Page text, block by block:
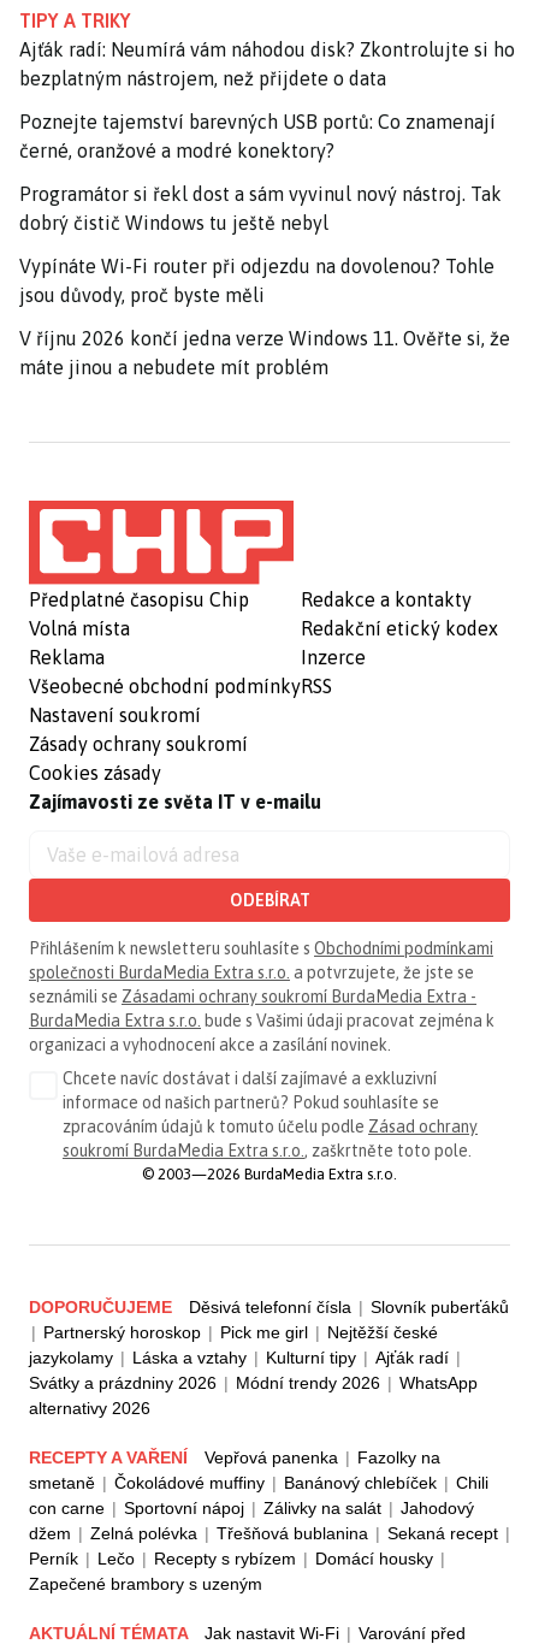
TIPY A TRIKY
Ajťák radí: Neumírá vám náhodou disk? Zkontrolujte si ho
bezplatným nástrojem, než přijdete o data
Poznejte tajemství barevných USB portů: Co znamenají
černé, oranžové a modré konektory?
Programátor si řekl dost a sám vyvinul nový nástroj. Tak
dobrý čistič Windows tu ještě nebyl
Vypínáte Wi-Fi router při odjezdu na dovolenou? Tohle
jsou důvody, proč byste měli
V říjnu 2026 končí jedna verze Windows 11. Ověřte si, že
máte jinou a nebudete mít problém
Předplatné časopisu Chip
Volná místa
Reklama
Všeobecné obchodní podmínky
Nastavení soukromí
Zásady ochrany soukromí
Cookies zásady
Redakce a kontakty
Redakční etický kodex
Inzerce
RSS
Zajímavosti ze světa IT v e-mailu
ODEBÍRAT
Přihlášením k newsletteru souhlasíte s Obchodními podmínkami
společnosti BurdaMedia Extra s.r.o. a potvrzujete, že jste se
seznámili se Zásadami ochrany soukromí BurdaMedia Extra -
BurdaMedia Extra s.r.o. bude s Vašimi údaji pracovat zejména k
organizaci a vyhodnocení akce a zasílání novinek.
Chcete navíc dostávat i další zajímavé a exkluzivní
informace od našich partnerů? Pokud souhlasíte se
zpracováním údajů k tomuto účelu podle Zásad ochrany
soukromí BurdaMedia Extra s.r.o. , zaškrtněte toto pole.
© 2003—2026 BurdaMedia Extra s.r.o.
DOPORUČUJEME Děsivá telefonní čísla | Slovník puberťáků
| Partnerský horoskop | Pick me girl | Nejtěžší české
jazykolamy | Láska a vztahy | Kulturní tipy | Ajťák radí |
Svátky a prázdniny 2026 | Módní trendy 2026 | WhatsApp
alternativy 2026
RECEPTY A VAŘENÍ Vepřová panenka | Fazolky na
smetaně | Čokoládové muffiny | Banánový chlebíček | Chili
con carne | Sportovní nápoj | Zálivky na salát | Jahodový
džem | Zelná polévka | Třešňová bublanina | Sekaná recept |
Perník | Lečo | Recepty s rybízem | Domácí housky |
Zapečené brambory s uzeným
AKTUÁLNÍ TÉMATA Jak nastavit Wi-Fi | Varování před